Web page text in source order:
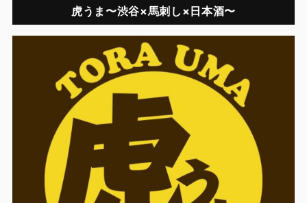
虎うま〜渋谷×馬刺し×日本酒〜